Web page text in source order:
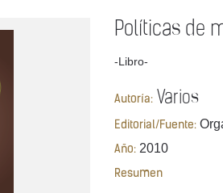
Políticas de
-Libro-
Autoría: Varios
Editorial/Fuente:
Año: 2010
Resumen